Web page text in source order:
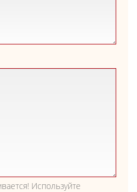
Используйте